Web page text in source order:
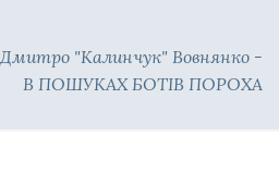
Дмитро "Калинчук" Вовнянко -
В ПОШУКАХ БОТІВ ПОРОХА